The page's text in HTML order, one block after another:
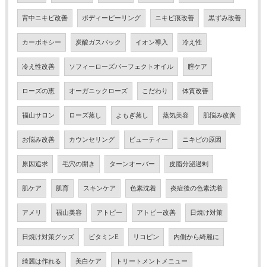
背中ニキビ改善 ボディーピーリング ニキビ痕改善 黒ずみ改善
カーボキシー 炭酸ガスパック イオン導入 冷え性
冷え性改善 ソフィーローズパーフェクトオイル 膣ケア
ローズの恵 オーガニックローズ こだわり 体質改善
福山サロン ローズ蒸し よもぎ蒸し 蒸気美容 肌悩み改善
お悩み改善 カウンセリング ビューティー ニキビの原因
原因追求 毛穴の開き ターンオーバー 皮脂分泌過剰
肌ケア 肌育 スキンケア 色素沈着 炎症後の色素沈着
アメリ 福山美容 アトピー アトピー改善 日焼け対策
日焼け対策グッズ ビタミンE リコピン 内側から綺麗に
綺麗は作れる 美白ケア トリートメントメニュー